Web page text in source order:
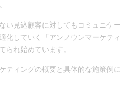
い見込顧客に対してもコミュニケー
化していく「アンノウンマーケティ
られ始めています。
ティングの概要と具体的な施策例に